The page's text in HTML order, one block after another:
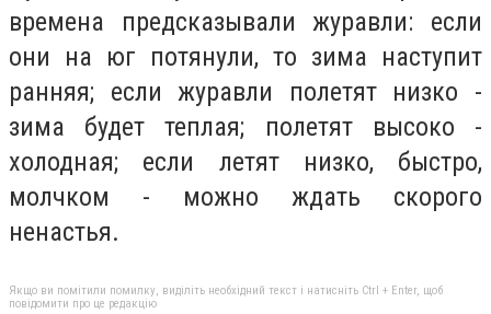
времена предсказывали журавли: если
они на юг потянули, то зима наступит
ранняя; если журавли полетят низко -
зима будет теплая; полетят высоко -
холодная; если летят низко, быстро,
молчком - можно ждать скорого
ненастья.
Якщо ви помітили помилку, виділіть необхідний текст і натисніть Ctrl + Enter, щоб
повідомити про це редакцію